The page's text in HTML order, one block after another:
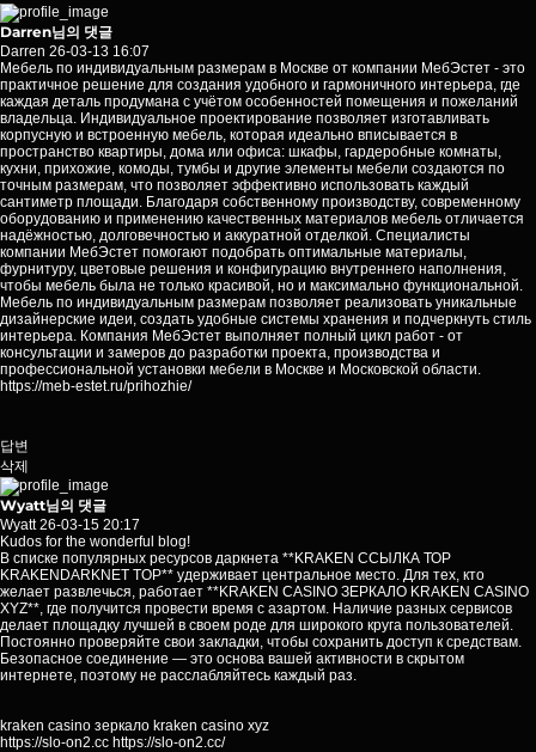
Darren님의 댓글
Darren 26-03-13 16:07
Мебель по индивидуальным размерам в Москве от компании МебЭстет - это
практичное решение для создания удобного и гармоничного интерьера, где
каждая деталь продумана с учётом особенностей помещения и пожеланий
владельца. Индивидуальное проектирование позволяет изготавливать
корпусную и встроенную мебель, которая идеально вписывается в
пространство квартиры, дома или офиса: шкафы, гардеробные комнаты,
кухни, прихожие, комоды, тумбы и другие элементы мебели создаются по
точным размерам, что позволяет эффективно использовать каждый
сантиметр площади. Благодаря собственному производству, современному
оборудованию и применению качественных материалов мебель отличается
надёжностью, долговечностью и аккуратной отделкой. Специалисты
компании МебЭстет помогают подобрать оптимальные материалы,
фурнитуру, цветовые решения и конфигурацию внутреннего наполнения,
чтобы мебель была не только красивой, но и максимально функциональной.
Мебель по индивидуальным размерам позволяет реализовать уникальные
дизайнерские идеи, создать удобные системы хранения и подчеркнуть стиль
интерьера. Компания МебЭстет выполняет полный цикл работ - от
консультации и замеров до разработки проекта, производства и
профессиональной установки мебели в Москве и Московской области.
https://meb-estet.ru/prihozhie/
답변
삭제
Wyatt님의 댓글
Wyatt 26-03-15 20:17
Kudos for the wonderful blog!
В списке популярных ресурсов даркнета **KRAKEN ССЫЛКА ТОР
KRAKENDARKNET TOP** удерживает центральное место. Для тех, кто
желает развлечься, работает **KRAKEN CASINO ЗЕРКАЛО KRAKEN CASINO
XYZ**, где получится провести время с азартом. Наличие разных сервисов
делает площадку лучшей в своем роде для широкого круга пользователей.
Постоянно проверяйте свои закладки, чтобы сохранить доступ к средствам.
Безопасное соединение — это основа вашей активности в скрытом
интернете, поэтому не расслабляйтесь каждый раз.
kraken casino зеркало kraken casino xyz
https://slo-on2.cc https://slo-on2.cc/